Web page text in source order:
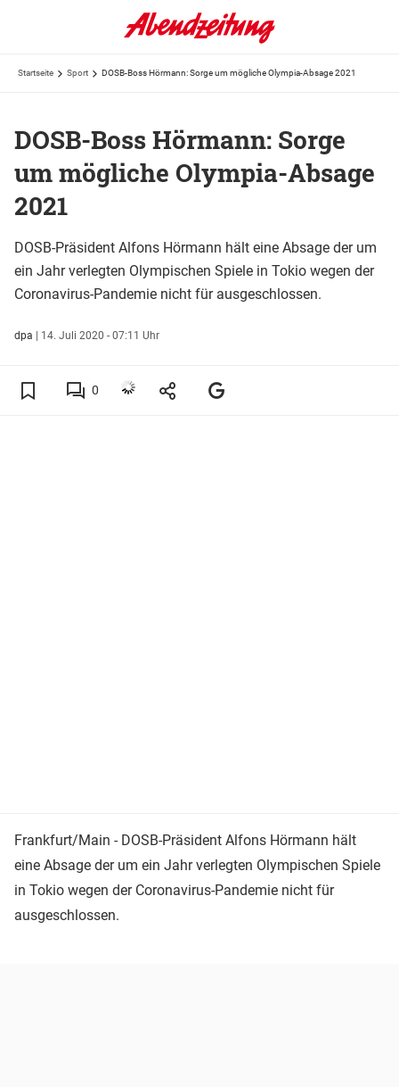
Startseite Sport DOSB-Boss Hörmann: Sorge um mögliche Olympia-Absage 2021
DOSB-Boss Hörmann: Sorge
um mögliche Olympia-Absage
2021
DOSB-Präsident Alfons Hörmann hält eine Absage der um
ein Jahr verlegten Olympischen Spiele in Tokio wegen der
Coronavirus-Pandemie nicht für ausgeschlossen.
dpa | 14. Juli 2020 - 07:11 Uhr
0
Frankfurt/Main - DOSB-Präsident Alfons Hörmann hält
eine Absage der um ein Jahr verlegten Olympischen Spiele
in Tokio wegen der Coronavirus-Pandemie nicht für
ausgeschlossen.